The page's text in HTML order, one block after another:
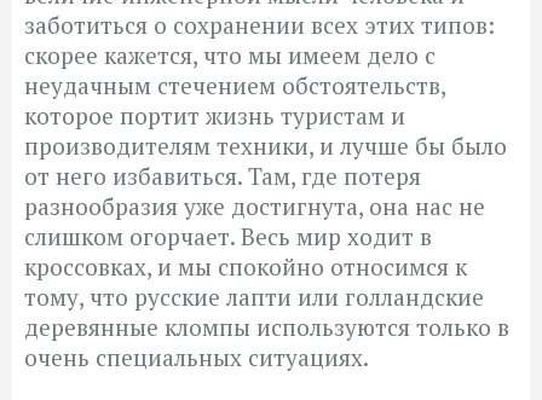
заботиться о сохранении всех этих типов:
скорее кажется, что мы имеем дело с
неудачным стечением обстоятельств,
которое портит жизнь туристам и
производителям техники, и лучше бы было
от него избавиться. Там, где потеря
разнообразия уже достигнута, она нас не
слишком огорчает. Весь мир ходит в
кроссовках, и мы спокойно относимся к
тому, что русские лапти или голландские
деревянные кломпы используются только в
очень специальных ситуациях.